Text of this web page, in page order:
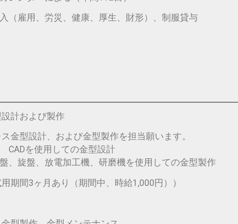
（雇用、労災、健康、厚生、財形）、制服貸与
計および製作
金型設計、および金型製作を担当願います。
使用しての金型設計
、放電加工機、研磨機を使用しての金型製作
期間3ヶ月あり（期間中、時給1,000円））